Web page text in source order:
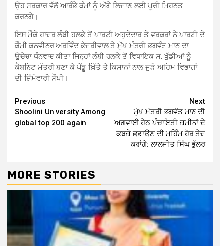
ਉਹ ਸਰਕਾਰ ਵੱਲੋਂ ਆਰੰਭੇ ਕੰਮਾਂ ਨੂੰ ਅੱਗੇ ਲਿਜਾਣ ਲਈ ਪੂਰੀ ਮਿਹਨਤ
ਕਰਨਗੇ।
ਇਸ ਮੌਕੇ ਹਾਜ਼ਰ ਲੰਬੀ ਹਲਕੇ ਤੋਂ ਪਾਰਟੀ ਅਹੁਦੇਦਾਰ ਤੇ ਵਰਕਰਾਂ ਨੇ ਪਾਰਟੀ ਦੇ
ਕੌਮੀ ਕਨਵੀਨਰ ਅਰਵਿੰਦ ਕੇਜਰੀਵਾਲ ਤੇ ਮੁੱਖ ਮੰਤਰੀ ਭਗਵੰਤ ਮਾਨ ਦਾ
ਉਚੇਚਾ ਧੰਨਵਾਦ ਕੀਤਾ ਜਿਨ੍ਹਾਂ ਲੰਬੀ ਹਲਕੇ ਤੋਂ ਵਿਧਾਇਕ ਸ. ਖੁੱਡੀਆਂ ਨੂੰ
ਕੈਬਨਿਟ ਮੰਤਰੀ ਬਣਾ ਕੇ ਪੇਂਡੂ ਖ਼ਿੱਤੇ ਤੇ ਕਿਸਾਨਾਂ ਨਾਲ ਜੁੜੇ ਅਹਿਮ ਵਿਭਾਗਾਂ
ਦੀ ਜ਼ਿੰਮੇਵਾਰੀ ਸੌਂਪੀ।
Continue
Reading
Previous
Shoolini University Among
global top 200 again
Next
ਮੁੱਖ ਮੰਤਰੀ ਭਗਵੰਤ ਮਾਨ ਦੀ
ਅਗਵਾਈ ਹੇਠ ਪੰਚਾਇਤੀ ਜ਼ਮੀਨਾਂ ਦੇ
ਕਬਜ਼ੇ ਛੁਡਾਉਣ ਦੀ ਮੁਹਿੰਮ ਹੋਰ ਤੇਜ਼
ਕਰਾਂਗੇ: ਲਾਲਜੀਤ ਸਿੰਘ ਭੁੱਲਰ
MORE STORIES